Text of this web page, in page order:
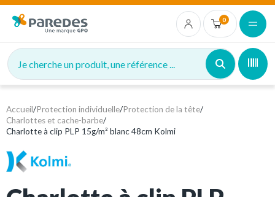
0
Je cherche un produit, une référence ...
Accueil/Protection individuelle/Protection de la tête/
Charlottes et cache-barbe/
Charlotte à clip PLP 15g/m² blanc 48cm Kolmi